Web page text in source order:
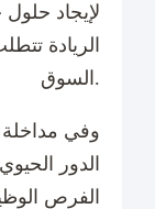
لإيجاد
الريادة
السوق.
وفي
الدور
الفرص